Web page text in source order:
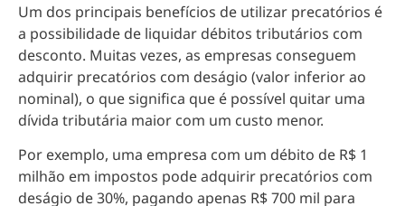
Um dos principais benefícios de utilizar precatórios é
a possibilidade de liquidar débitos tributários com
desconto. Muitas vezes, as empresas conseguem
adquirir precatórios com deságio (valor inferior ao
nominal), o que significa que é possível quitar uma
dívida tributária maior com um custo menor.
Por exemplo, uma empresa com um débito de R$ 1
milhão em impostos pode adquirir precatórios com
deságio de 30%, pagando apenas R$ 700 mil para